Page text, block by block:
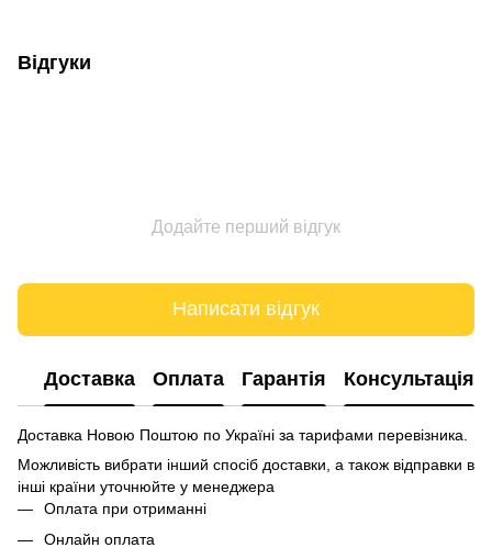
Відгуки
Додайте перший відгук
Написати відгук
Доставка Оплата Гарантія Консультація
Доставка Новою Поштою по Україні за тарифами перевізника.
Можливість вибрати інший спосіб доставки, а також відправки в
інші країни уточнюйте у менеджера
Оплата при отриманні
Онлайн оплата